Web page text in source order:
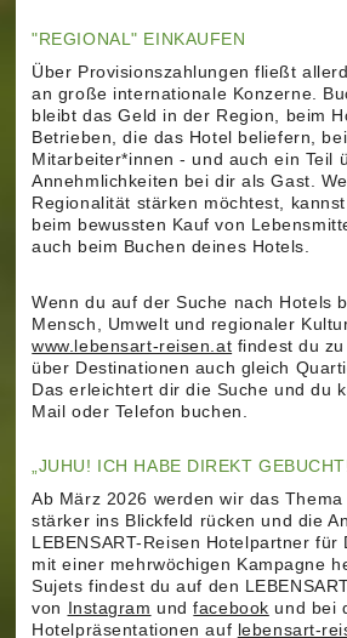
"REGIONAL" EINKAUFEN
Über Provisionszahlungen fließt
an große internationale Konzerne.
bleibt das Geld in der Region, beim
Betrieben, die das Hotel beliefern,
Mitarbeiter*innen - und auch ein Teil
Annehmlichkeiten bei dir als Gast.
Regionalität stärken möchtest,
beim bewussten Kauf von
auch beim Buchen deines Hotels.
Wenn du auf der Suche nach Hotels
Mensch, Umwelt und regionaler
www.lebensart-reisen.at findest du
über Destinationen auch gleich
Das erleichtert dir die Suche und du
Mail oder Telefon buchen.
„JUHU! ICH HABE DIREKT
Ab März 2026 werden wir das Thema
stärker ins Blickfeld rücken und die
LEBENSART-Reisen Hotelpartner für
mit einer mehrwöchigen Kampagne
Sujets findest du auf den
von Instagram undfacebook und bei
Hotelpräsentationen auf lebensart-